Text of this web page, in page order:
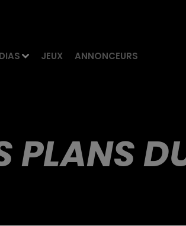
JEUX ANNONCEURS
PLANS